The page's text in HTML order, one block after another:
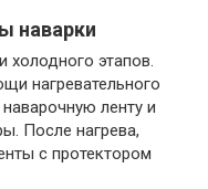
наварки
холодного этапов.
нагревательного
ленту и
После нагрева,
с протектором